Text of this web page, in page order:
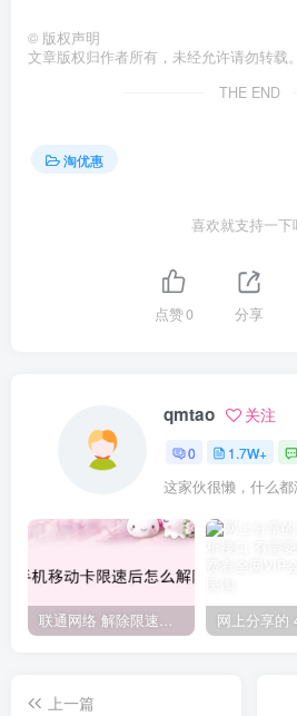
© 版权声明
文章版权归作者所有，未经允许请勿转载。
THE END
淘优惠
喜欢就支持一下
点赞0 分享
qmtao 关注
0 1.7W+
这家伙很懒，什么
联通网络 解除限速方法参考！畅享、畅玩、老白干等及其它地区自测了
上一篇